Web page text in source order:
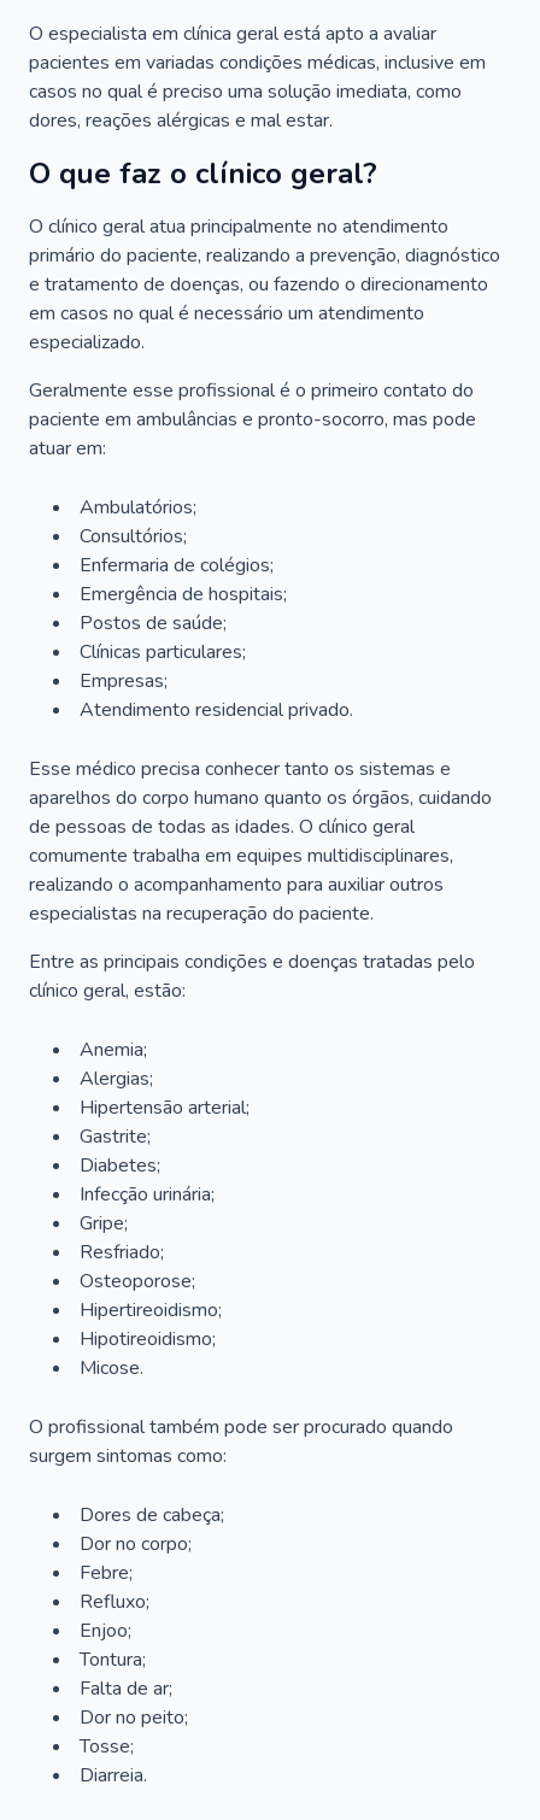
O especialista em clínica geral está apto a avaliar
pacientes em variadas condições médicas, inclusive em
casos no qual é preciso uma solução imediata, como
dores, reações alérgicas e mal estar.
O que faz o clínico geral?
O clínico geral atua principalmente no atendimento
primário do paciente, realizando a prevenção, diagnóstico
e tratamento de doenças, ou fazendo o direcionamento
em casos no qual é necessário um atendimento
especializado.
Geralmente esse profissional é o primeiro contato do
paciente em ambulâncias e pronto-socorro, mas pode
atuar em:
Ambulatórios;
Consultórios;
Enfermaria de colégios;
Emergência de hospitais;
Postos de saúde;
Clínicas particulares;
Empresas;
Atendimento residencial privado.
Esse médico precisa conhecer tanto os sistemas e
aparelhos do corpo humano quanto os órgãos, cuidando
de pessoas de todas as idades. O clínico geral
comumente trabalha em equipes multidisciplinares,
realizando o acompanhamento para auxiliar outros
especialistas na recuperação do paciente.
Entre as principais condições e doenças tratadas pelo
clínico geral, estão:
Anemia;
Alergias;
Hipertensão arterial;
Gastrite;
Diabetes;
Infecção urinária;
Gripe;
Resfriado;
Osteoporose;
Hipertireoidismo;
Hipotireoidismo;
Micose.
O profissional também pode ser procurado quando
surgem sintomas como:
Dores de cabeça;
Dor no corpo;
Febre;
Refluxo;
Enjoo;
Tontura;
Falta de ar;
Dor no peito;
Tosse;
Diarreia.